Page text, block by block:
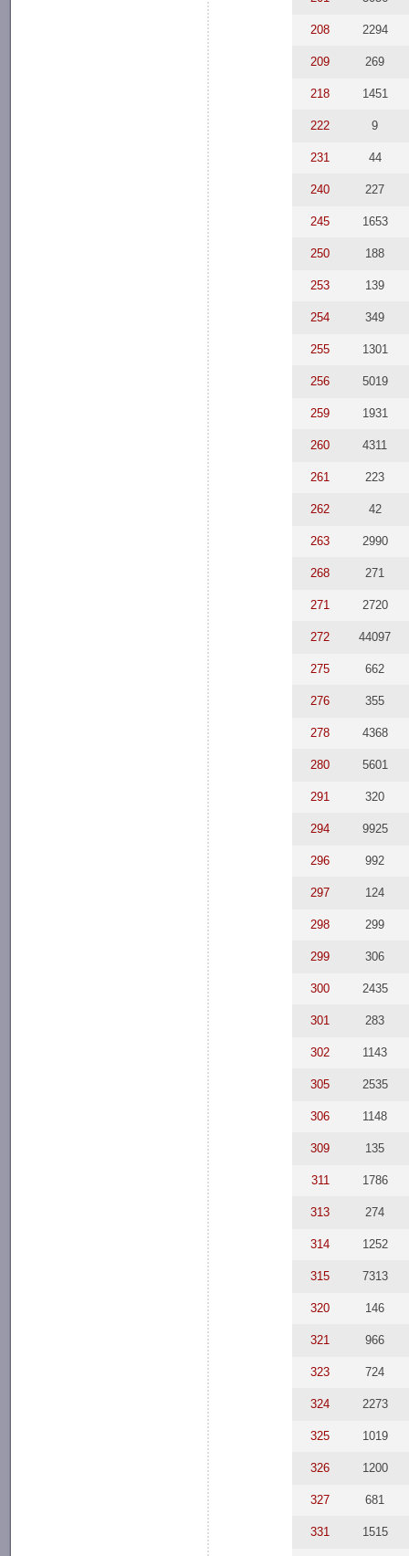
208 2294
209 269
218 1451
222 9
231 44
240 227
245 1653
250 188
253 139
254 349
255 1301
256 5019
259 1931
260 4311
261 223
262 42
263 2990
268 271
271 2720
272 44097
275 662
276 355
278 4368
280 5601
291 320
294 9925
296 992
297 124
298 299
299 306
300 2435
301 283
302 1143
305 2535
306 1148
309 135
311 1786
313 274
314 1252
315 7313
320 146
321 966
323 724
324 2273
325 1019
326 1200
327 681
331 1515